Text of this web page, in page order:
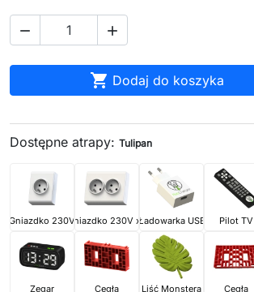
 
 Dodaj do koszyka
Dostępne atrapy: Tulipan
Gniazdko 230VGniazdko 230V x2Ładowarka USB Pilot TV
Zegar Cegła Liść Monstera Cegła